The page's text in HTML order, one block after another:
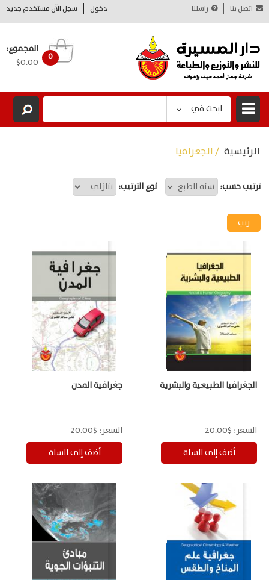
دخول سجل الآن مستخدم جديد اتصل بنا راسلنا
0
المجموع:
$0.00
ابحث في
الرئيسية / الجغرافيا
ترتيب حسب: نوع الترتيب:
الجغرافيا الطبيعية والبشرية
السعر: $20.00
جغرافية المدن
السعر: $20.00